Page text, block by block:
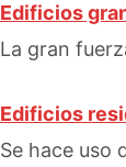
Edificios
La gran
Edificios
Se hace uso